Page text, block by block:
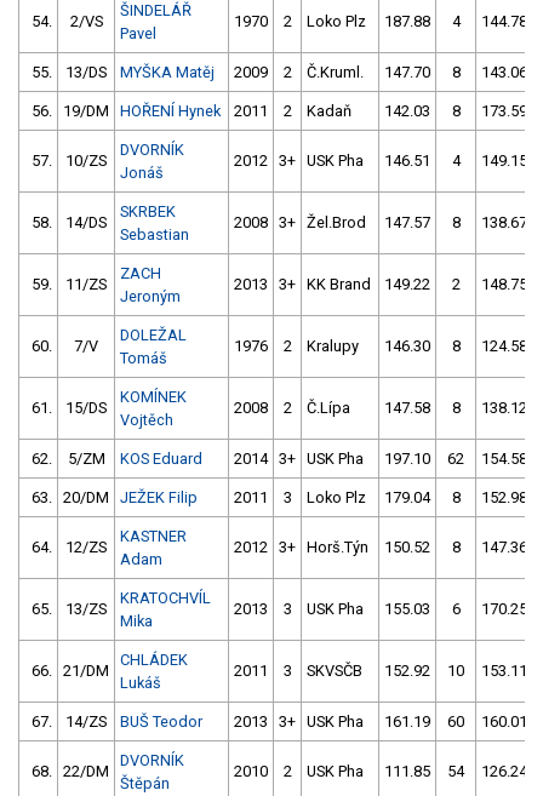
54. 2/VS
ŠINDELÁŘ
Pavel
1970 2 Loko Plz 187.88 4 144.78
55. 13/DS MYŠKA Matěj 2009 2 Č.Kruml. 147.70 8 143.06
56. 19/DM HOŘENÍ Hynek 2011 2 Kadaň 142.03 8 173.59
57. 10/ZS
DVORNÍK
Jonáš
2012 3+ USK Pha 146.51 4 149.15
58. 14/DS
SKRBEK
Sebastian
2008 3+ Žel.Brod 147.57 8 138.67
59. 11/ZS
ZACH
Jeroným
2013 3+ KK Brand 149.22 2 148.75
60. 7/V
DOLEŽAL
Tomáš
1976 2 Kralupy 146.30 8 124.58
61. 15/DS
KOMÍNEK
Vojtěch
2008 2 Č.Lípa 147.58 8 138.12
62. 5/ZM KOS Eduard 2014 3+ USK Pha 197.10 62 154.58
63. 20/DM JEŽEK Filip 2011 3 Loko Plz 179.04 8 152.98
64. 12/ZS
KASTNER
Adam
2012 3+ Horš.Týn 150.52 8 147.36
65. 13/ZS
KRATOCHVÍL
Mika
2013 3 USK Pha 155.03 6 170.25
66. 21/DM
CHLÁDEK
Lukáš
2011 3 SKVSČB 152.92 10 153.11
67. 14/ZS BUŠ Teodor 2013 3+ USK Pha 161.19 60 160.01
68. 22/DM
DVORNÍK
Štěpán
2010 2 USK Pha 111.85 54 126.24